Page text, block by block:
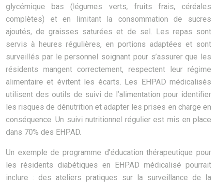
glycémique bas (légumes verts, fruits frais, céréales
complètes) et en limitant la consommation de sucres
ajoutés, de graisses saturées et de sel. Les repas sont
servis à heures régulières, en portions adaptées et sont
surveillés par le personnel soignant pour s’assurer que les
résidents mangent correctement, respectent leur régime
alimentaire et évitent les écarts. Les EHPAD médicalisés
utilisent des outils de suivi de l’alimentation pour identifier
les risques de dénutrition et adapter les prises en charge en
conséquence. Un suivi nutritionnel régulier est mis en place
dans 70% des EHPAD.
Un exemple de programme d’éducation thérapeutique pour
les résidents diabétiques en EHPAD médicalisé pourrait
inclure : des ateliers pratiques sur la surveillance de la